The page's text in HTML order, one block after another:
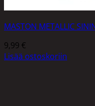
MASTON METALLIC
9,99 €
Lisää ostoskoriin